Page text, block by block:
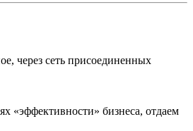
через сеть присоединенных
«эффективности» бизнеса, отдаем